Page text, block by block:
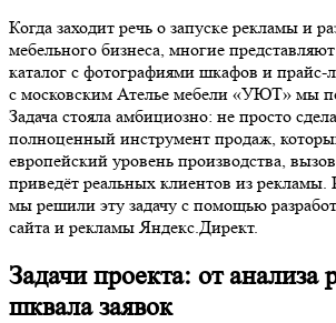
Когда заходит речь о запуске рекламы и
мебельного бизнеса, многие
каталог с фотографиями шкафов и прайс-
с московским Ателье мебели «УЮТ» мы
Задача стояла амбициозно: не просто
полноценный инструмент продаж,
европейский уровень производства,
приведёт реальных клиентов из рекламы.
мы решили эту задачу с помощью
сайта и рекламы Яндекс.Директ.
Задачи проекта: от анализа
шквала заявок